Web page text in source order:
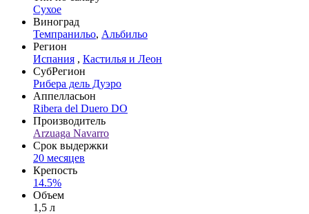
Сухое
Виноград
Темпранильо, Альбильо
Регион
Испания , Кастилья и Леон
СубРегион
Рибера дель Дуэро
Аппелласьон
Ribera del Duero DO
Производитель
Arzuaga Navarro
Срок выдержки
20 месяцев
Крепость
14.5%
Объем
1,5 л